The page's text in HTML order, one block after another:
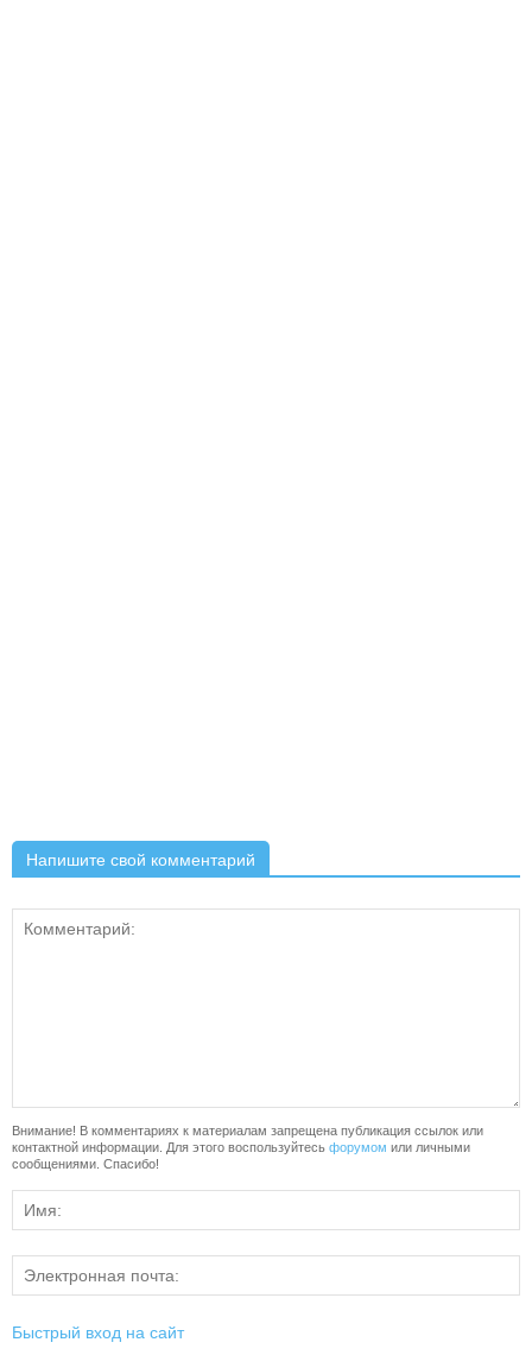
Напишите свой комментарий
Внимание! В комментариях к материалам запрещена публикация ссылок или
контактной информации. Для этого воспользуйтесь форумом или личными
сообщениями. Спасибо!
Быстрый вход на сайт